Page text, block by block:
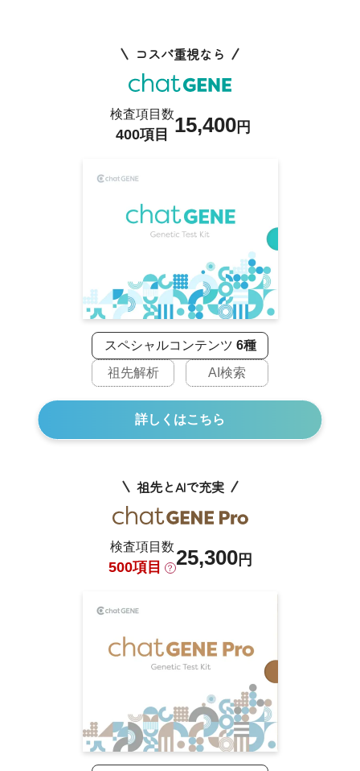
コスパ重視なら
検査項目数
400項目 15,400円
スペシャルコンテンツ 6種
祖先解析
AI検索
詳しくはこちら
祖先とAIで充実
検査項目数
500項目 ？ 25,300円